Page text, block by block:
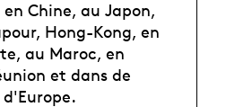
Chine, au Japon,
Hong-Kong, en
au Maroc, en
et dans de